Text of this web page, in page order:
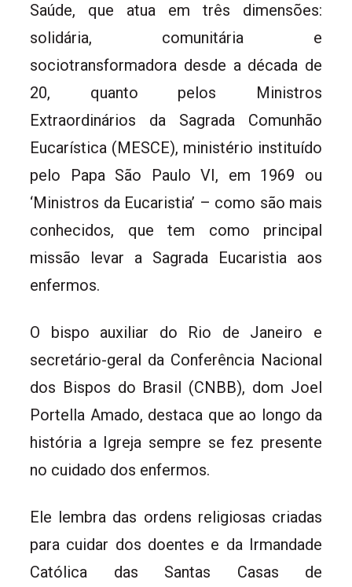
Saúde, que atua em três dimensões:
solidária, comunitária e
sociotransformadora desde a década de
20, quanto pelos Ministros
Extraordinários da Sagrada Comunhão
Eucarística (MESCE), ministério instituído
pelo Papa São Paulo VI, em 1969 ou
‘Ministros da Eucaristia’ – como são mais
conhecidos, que tem como principal
missão levar a Sagrada Eucaristia aos
enfermos.
O bispo auxiliar do Rio de Janeiro e
secretário-geral da Conferência Nacional
dos Bispos do Brasil (CNBB), dom Joel
Portella Amado, destaca que ao longo da
história a Igreja sempre se fez presente
no cuidado dos enfermos.
Ele lembra das ordens religiosas criadas
para cuidar dos doentes e da Irmandade
Católica das Santas Casas de